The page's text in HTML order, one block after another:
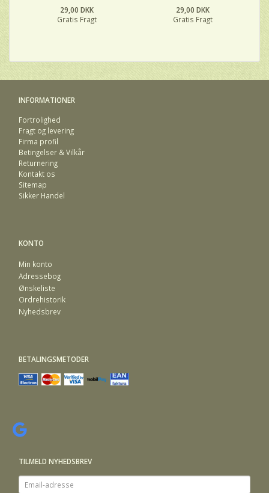
29,00 DKK
Gratis Fragt
29,00 DKK
Gratis Fragt
INFORMATIONER
Fortrolighed
Fragt og levering
Firma profil
Betingelser & Vilkår
Returnering
Kontakt os
Sitemap
Sikker Handel
KONTO
Min konto
Adressebog
Ønskeliste
Ordrehistorik
Nyhedsbrev
BETALINGSMETODER
TILMELD NYHEDSBREV
Email-
adresse